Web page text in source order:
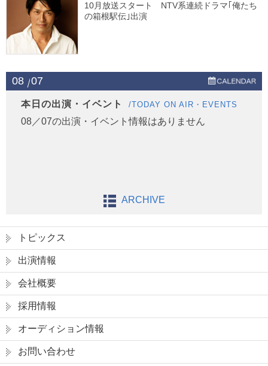
10月放送スタート NTV系連続ドラマ｢俺たち
の箱根駅伝｣出演
08 07
本日の出演・イベント /TODAY ON AIR・EVENTS
08／07の出演・イベント情報はありません
ARCHIVE
トピックス
出演情報
会社概要
採用情報
オーディション情報
お問い合わせ